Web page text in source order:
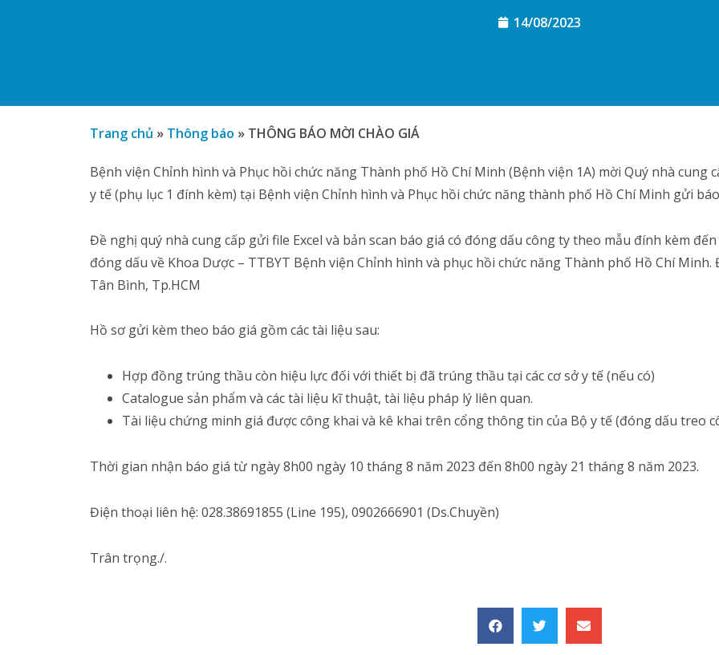
14/08/2023
Trang chủ » Thông báo » THÔNG BÁO MỜI CHÀO GIÁ
Bệnh viện Chỉnh hình và Phục hồi chức năng Thành phố Hồ Chí Minh (Bệnh viện 1A) mời Quý nhà cung
y tế (phụ lục 1 đính kèm) tại Bệnh viện Chỉnh hình và Phục hồi chức năng thành phố Hồ Chí Minh gửi
Đề nghị quý nhà cung cấp gửi file Excel và bản scan báo giá có đóng dấu công ty theo mẫu đính kèm
đóng dấu về Khoa Dược – TTBYT Bệnh viện Chỉnh hình và phục hồi chức năng Thành phố Hồ Chí
Tân Bình, Tp.HCM
Hồ sơ gửi kèm theo báo giá gồm các tài liệu sau:
Hợp đồng trúng thầu còn hiệu lực đối với thiết bị đã trúng thầu tại các cơ sở y tế (nếu có)
Catalogue sản phẩm và các tài liệu kĩ thuật, tài liệu pháp lý liên quan.
Tài liệu chứng minh giá được công khai và kê khai trên cổng thông tin của Bộ y tế (đóng dấu treo
Thời gian nhận báo giá từ ngày 8h00 ngày 10 tháng 8 năm 2023 đến 8h00 ngày 21 tháng 8 năm 2023.
Điện thoại liên hệ: 028.38691855 (Line 195), 0902666901 (Ds.Chuyền)
Trân trọng./.